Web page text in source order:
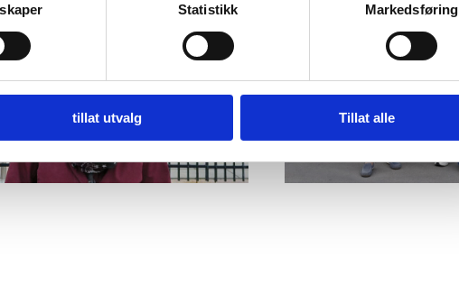
Statistikk Markedsføring
tillat utvalg Tillat alle